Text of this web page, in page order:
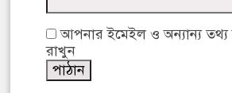
আপনার ইমেইল ও অন্যান্য তথ্য
রাখুন